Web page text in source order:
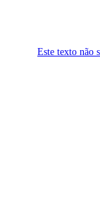
Este texto não